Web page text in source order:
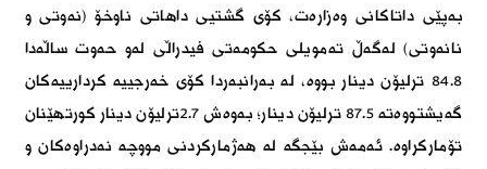
بەپێی داتاکانی وەزارەت، کۆی گشتیی داهاتی ناوخۆ (نەوتی و
نانەوتی) لەگەڵ تەمویلی حکومەتی فیدراڵی لەو حەوت ساڵەدا
84.8 ترلیۆن دینار بووە، لە بەرانبەردا کۆی خەرجییە کردارییەکان
گەیشتووەتە 87.5 ترلیۆن دینار؛ بەوەش 2.7ترلیۆن دینار کورتهێنان
تۆمارکراوە. ئەمەش بێجگە لە هەژمارکردنی مووچە نەدراوەکان و